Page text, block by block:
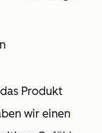
Produkt
wir einen